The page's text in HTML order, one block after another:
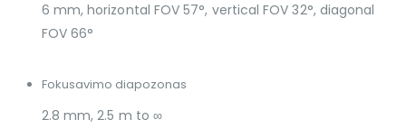
6 mm, horizontal FOV 57°, vertical FOV 32°, diagonal
FOV 66°
Fokusavimo diapozonas
2.8 mm, 2.5 m to ∞